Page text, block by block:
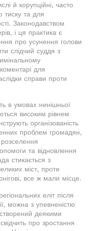
й корупційні, часто
тиску та для
Законодавством
і ця практика є
про усунення голови
слідчий суддя з
для
справи проти
в умовах нинішньої
високим рівнем
організованість
проблем громадян,
розселення
та відновлення
стикається з
міст, проте
все ж мали місце.
еліт після
можна з упевненістю
деякими
про зростання